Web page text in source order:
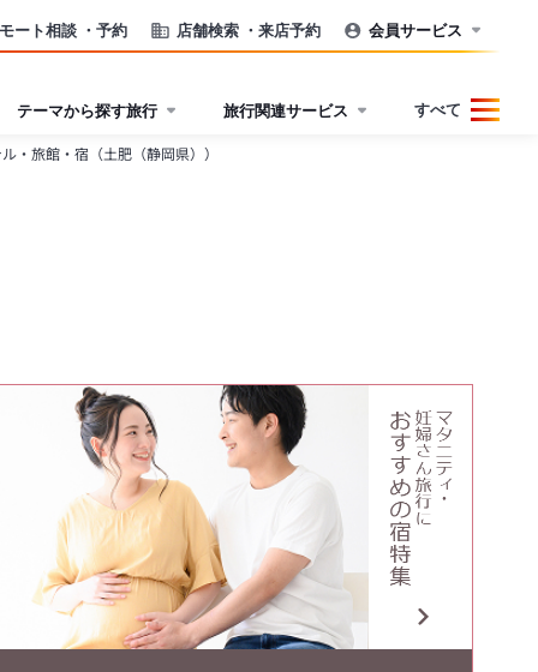
ート相談 ・予約 店舗検索 ・来店予約 会員サービス
テーマから探す旅行 旅行関連サービス すべて
・旅館・宿（土肥（静岡県））